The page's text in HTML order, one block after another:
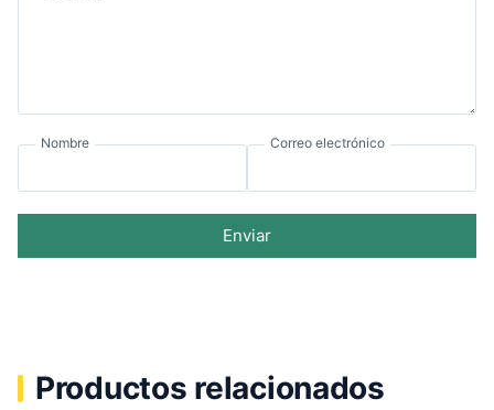
Nombre Correo electrónico
Enviar
Productos relacionados